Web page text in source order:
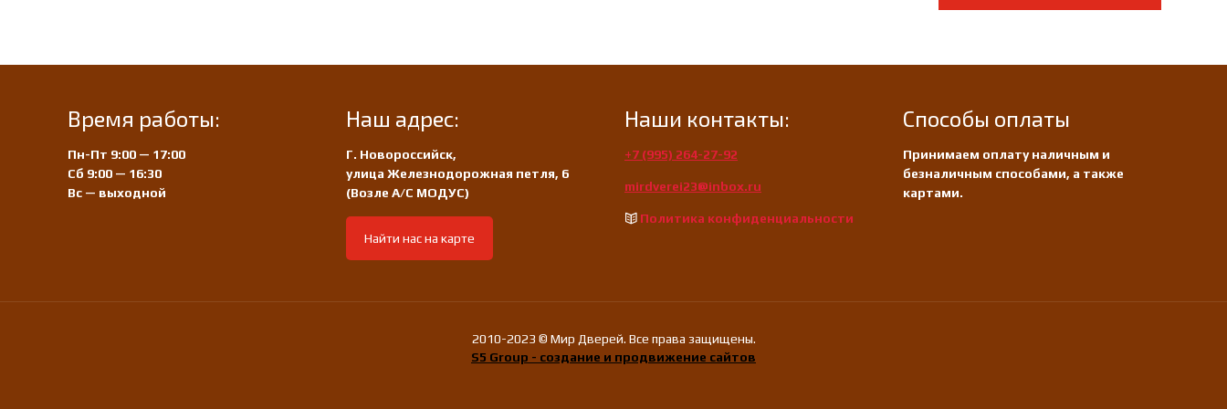
Время работы:
Пн-Пт 9:00 — 17:00
Сб 9:00 — 16:30
Вс — выходной
Наш адрес:
Г. Новороссийск,
улица Железнодорожная петля, 6
(Возле А/С МОДУС)
Найти нас на карте
Наши контакты:
+7 (995) 264-27-92
mirdverei23@inbox.ru
Политика конфиденциальности
Способы оплаты
Принимаем оплату наличным и
безналичным способами, а также
картами.
2010-2023 © Мир Дверей. Все права защищены.
S5 Group - создание и продвижение сайтов